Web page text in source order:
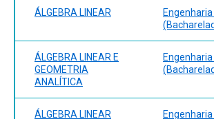
ÁLGEBRA LINEAR
ÁLGEBRA LINEAR E
GEOMETRIA
ANALÍTICA
ÁLGEBRA LINEAR